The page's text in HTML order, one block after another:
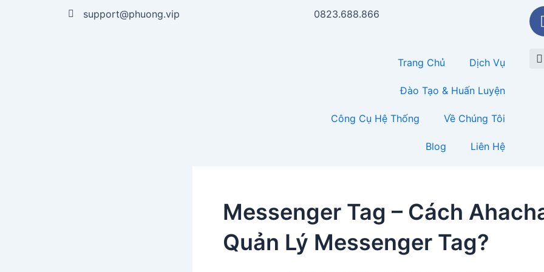
support@phuong.vip 0823.688.866
Trang Chủ Dịch Vụ
Đào Tạo & Huấn Luyện
Công Cụ Hệ Thống Về Chúng Tôi
Blog Liên Hệ
Messenger Tag – Cách
Quản Lý Messenger Tag?